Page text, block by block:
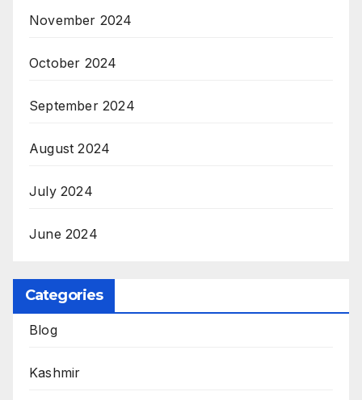
November 2024
October 2024
September 2024
August 2024
July 2024
June 2024
Categories
Blog
Kashmir